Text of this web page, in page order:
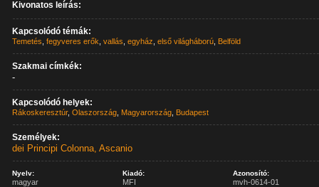
Kivonatos leírás:
Kapcsolódó témák:
Temetés ,fegyveres erők ,vallás ,egyház ,első világháború Belföld
Szakmai címkék:
-
Kapcsolódó helyek:
Rákoskeresztúr,Olaszország Magyarország Budapest
Személyek:
dei Principi Colonna, Ascanio
Nyelv:
magyar
Kiadó:
MFI
Azonosító:
mvh-0614-01